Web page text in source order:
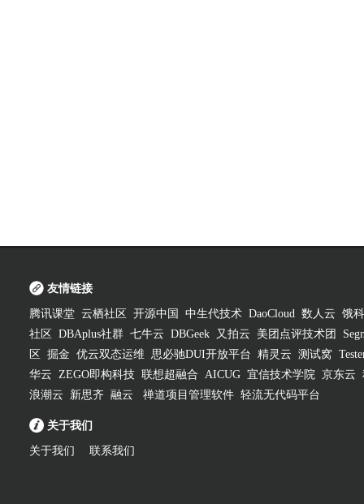
友情链接
腾讯课堂 云栖社区 开源中国 中生代技术 DaoCloud 数人云 饿
社区
DBAplus社群 七牛云 DBGeek 又拍云 美团点评技术团
区
掘金 优云双态运维 思必驰DUI开放平台 精灵云 测试窝
华云 ZEGO即构科技 联想超融合 AICUG 宜信技术学院 京东云
浪潮云
新思齐 融云 禅道项目管理软件 轻流无代码平台
关于我们
关于我们 联系我们